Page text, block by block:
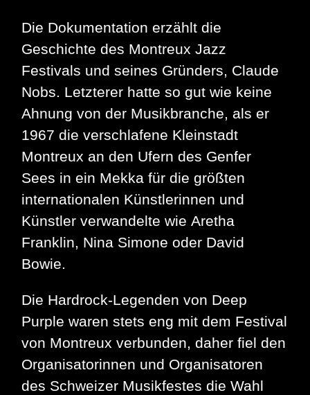
Die Dokumentation erzählt die
Geschichte des Montreux Jazz
Festivals und seines Gründers, Claude
Nobs. Letzterer hatte so gut wie keine
Ahnung von der Musikbranche, als er
1967 die verschlafene Kleinstadt
Montreux an den Ufern des Genfer
Sees in ein Mekka für die größten
internationalen Künstlerinnen und
Künstler verwandelte wie Aretha
Franklin, Nina Simone oder David
Bowie.
Die Hardrock-Legenden von Deep
Purple waren stets eng mit dem Festival
von Montreux verbunden, daher fiel den
Organisatorinnen und Organisatoren
des Schweizer Musikfestes die Wahl